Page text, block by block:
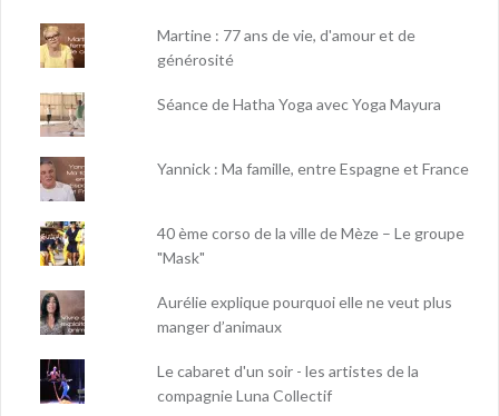
Martine : 77 ans de vie, d'amour et de
générosité
Séance de Hatha Yoga avec Yoga Mayura
Yannick : Ma famille, entre Espagne et France
40 ème corso de la ville de Mèze – Le groupe
"Mask"
Aurélie explique pourquoi elle ne veut plus
manger d’animaux
Le cabaret d'un soir - les artistes de la
compagnie Luna Collectif